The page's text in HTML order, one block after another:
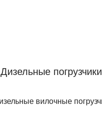
Дизельные погрузчики